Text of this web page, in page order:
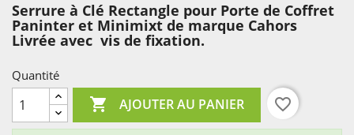
Serrure à Clé Rectangle pour Porte de Coffret
Paninter et Minimixt de marque Cahors
Livrée avec vis de fixation.
Quantité
 AJOUTER AU PANIER favorite_border